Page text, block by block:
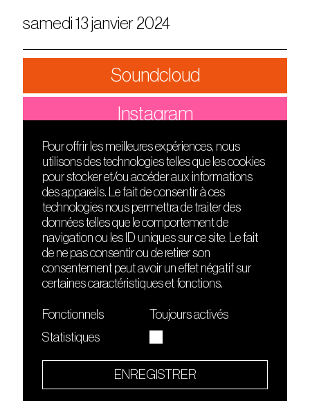
samedi 13 janvier 2024
Soundcloud
Instagram
DÉCOUVRIR
Le lieu
Contact
Presse
Cours de DJing
TMLAB
FRIENDS
Nuits sonores
HEAT
Hôtel71
La Gaîté Lyrique
Le Sucre fait partie de
Quartier culturel et créatif
Pour offrir les meilleures expériences, nous
utilisons des technologies telles que les cookies
pour stocker et/ou accéder aux informations
des appareils. Le fait de consentir à ces
technologies nous permettra de traiter des
données telles que le comportement de
navigation ou les ID uniques sur ce site. Le fait
de ne pas consentir ou de retirer son
consentement peut avoir un effet négatif sur
certaines caractéristiques et fonctions.
Fonctionnels
Toujours activés
Statistiques
ENREGISTRER